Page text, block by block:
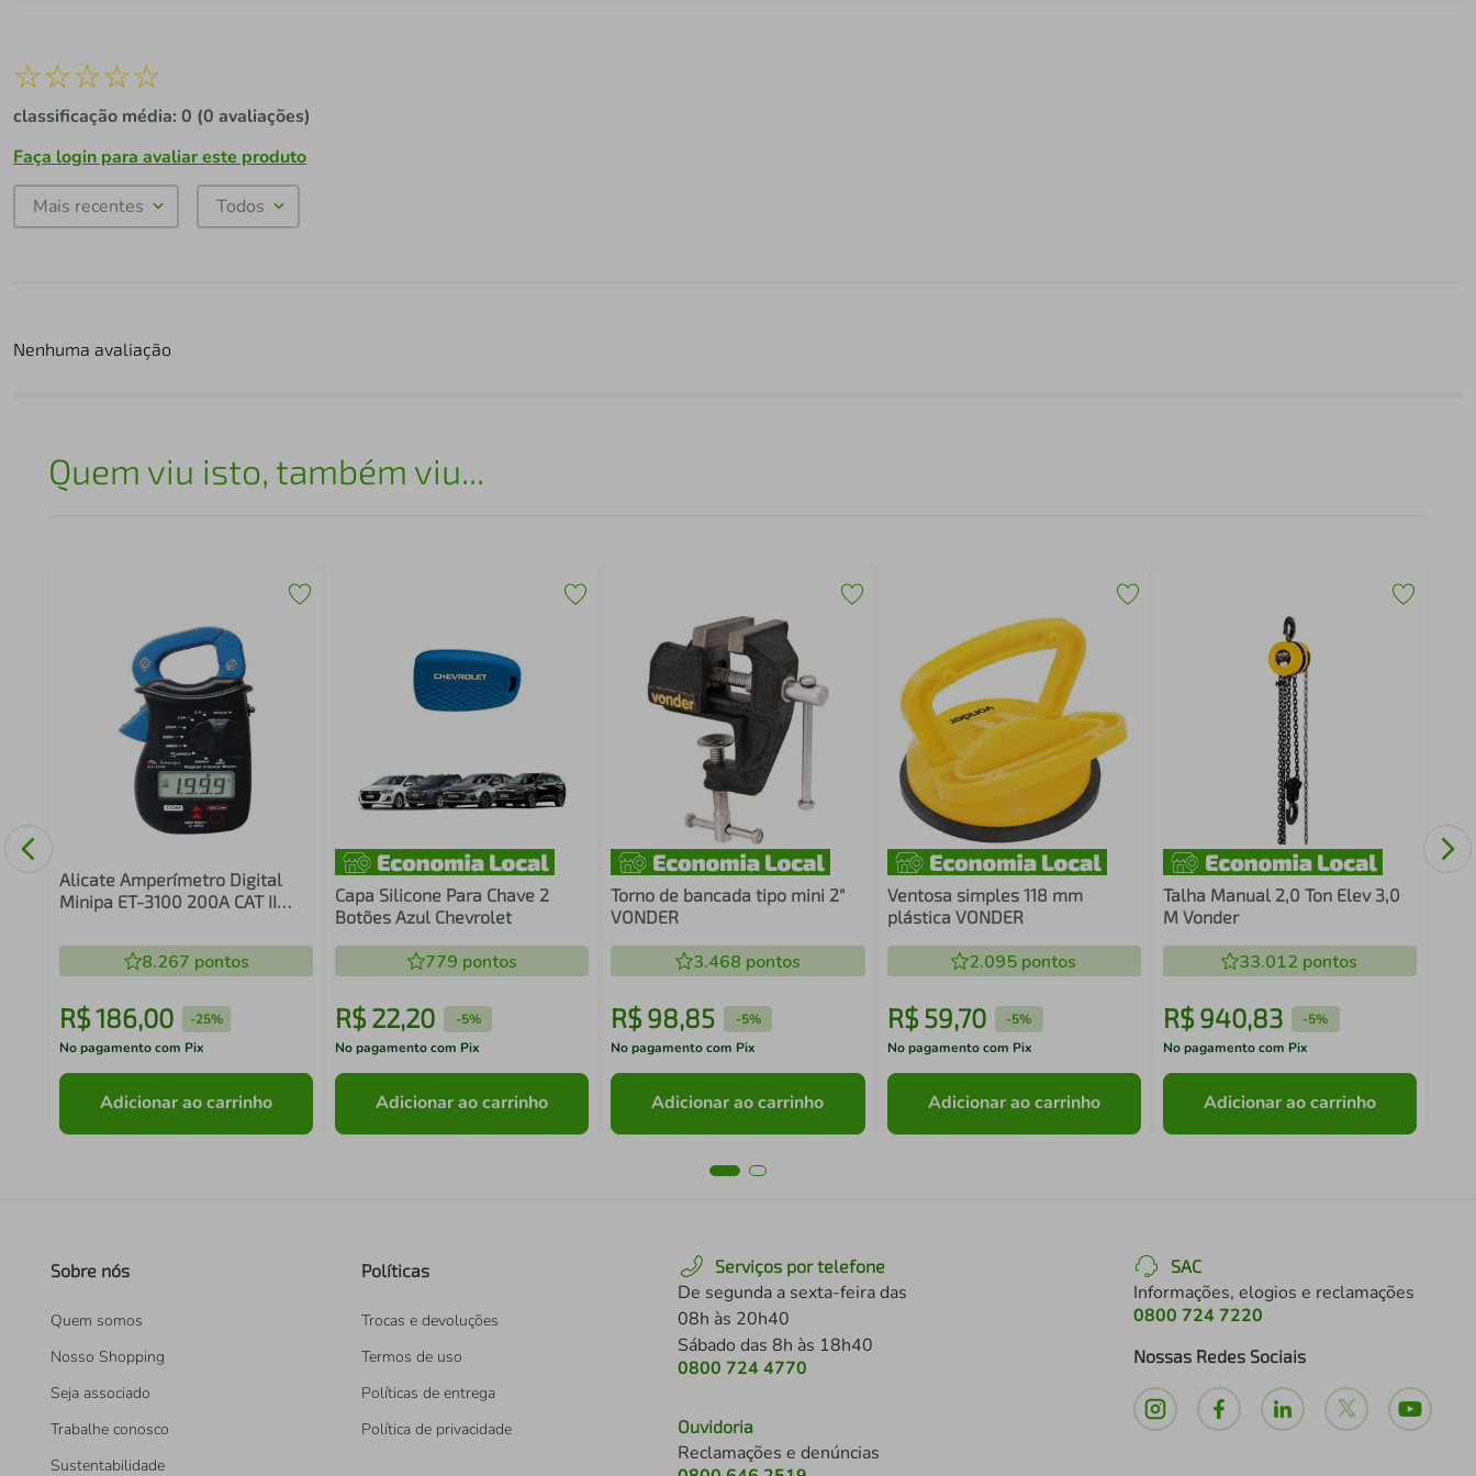
☆☆☆☆☆
classificação média: 0 (0 avaliações)
Faça login para avaliar este produto
Mais recentes Todos
Nenhuma avaliação
Quem viu isto, também viu...
Alicate Amperímetro Digital
Minipa ET-3100 200A CAT II
8.267 pontos
R$186,00 -25%
No pagamento com Pix
Adicionar ao carrinho
Capa Silicone Para Chave 2
Botões Azul Chevrolet
779 pontos
R$ 22,20 -5%
No pagamento com Pix
Adicionar ao carrinho
Torno de bancada tipo mini 2"
VONDER
3.468 pontos
R$98,85 -5%
No pagamento com Pix
Adicionar ao carrinho
Ventosa simples 118 mm
plástica VONDER
2.095 pontos
R$ 59,70 -5%
No pagamento com Pix
Adicionar ao carrinho
Talha Manual 2,0 Ton Elev 3,0
M Vonder
33.012 pontos
R$ 940,83 -5%
No pagamento com Pix
Adicionar ao carrinho
Sobre nós
Quem somos
Nosso Shopping
Seja associado
Trabalhe conosco
Sustentabilidade
Políticas
Trocas e devoluções
Termos de uso
Políticas de entrega
Política de privacidade
Serviços por telefone
De segunda a sexta-feira das
08h às 20h40
Sábado das 8h às 18h40
0800 724 4770
Ouvidoria
Reclamações e denúncias
SAC
Informações, elogios e reclamações
0800 724 7220
Nossas Redes Sociais